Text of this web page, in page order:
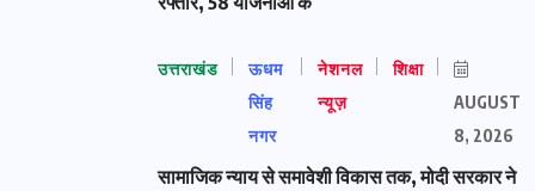
उत्तराखंड
ऊधम
सिंह
नगर
नेशनल
न्यूज़
शिक्षा
AUGUST
8, 2026
सामाजिक न्याय से समावेशी विकास तक, मोदी सरकार ने